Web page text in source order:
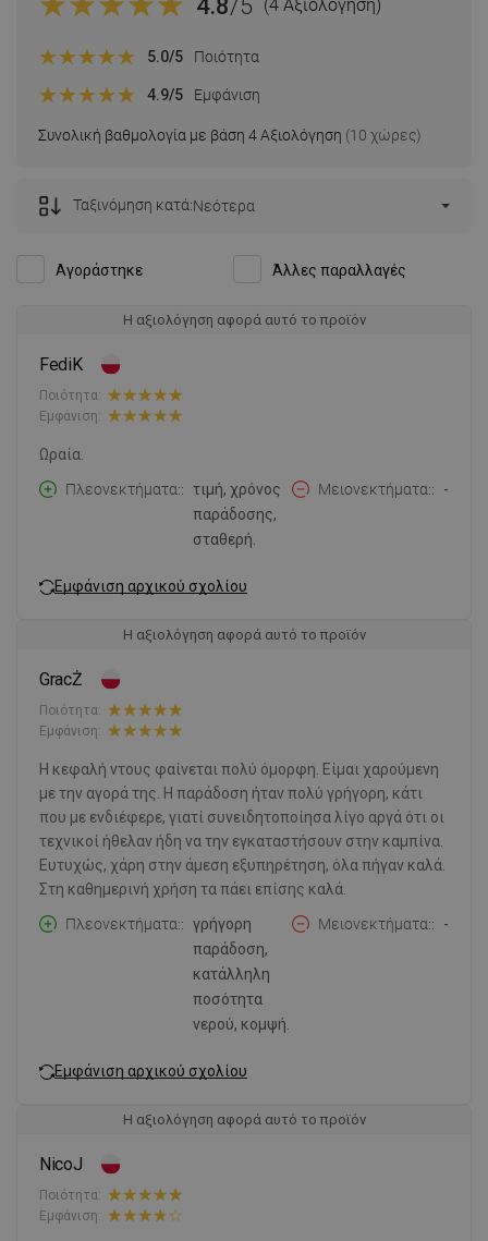
4.8/5 (4 Αξιολόγηση)
Συνολική βαθμολογία με βάση 4 Αξιολόγηση (10 χώρες)
5.0/5 Ποιότητα
4.9/5 Εμφάνιση
Αγοράστηκε Άλλες παραλλαγές
Ταξινόμηση κατά:Νεότερα
Η αξιολόγηση αφορά αυτό το προϊόν
FediK
Ποιότητα:
Εμφάνιση:
Ωραία.
Πλεονεκτήματα:
τιμή, χρόνος
παράδοσης,
σταθερή.
Μειονεκτήματα: -
Εμφάνιση αρχικού σχολίου
Η αξιολόγηση αφορά αυτό το προϊόν
GracŻ
Ποιότητα:
Εμφάνιση:
Η κεφαλή ντους φαίνεται πολύ όμορφη. Είμαι χαρούμενη
με την αγορά της. Η παράδοση ήταν πολύ γρήγορη, κάτι
που με ενδιέφερε, γιατί συνειδητοποίησα λίγο αργά ότι οι
τεχνικοί ήθελαν ήδη να την εγκαταστήσουν στην καμπίνα.
Ευτυχώς, χάρη στην άμεση εξυπηρέτηση, όλα πήγαν καλά.
Στη καθημερινή χρήση τα πάει επίσης καλά.
Πλεονεκτήματα:
γρήγορη
παράδοση,
κατάλληλη
ποσότητα
νερού, κομψή.
Μειονεκτήματα: -
Εμφάνιση αρχικού σχολίου
Η αξιολόγηση αφορά αυτό το προϊόν
NicoJ
Ποιότητα:
Εμφάνιση: